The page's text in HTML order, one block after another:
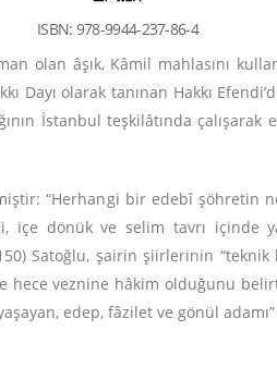
ISBN: 978-9944-237-86-4
olan âşık, Kâmil mahlasını
Dayı olarak tanınan Hakkı
İstanbul teşkilâtında
“Herhangi bir edebî şöhretin
içe dönük ve selim tavrı içinde
Satoğlu, şairin şiirlerinin
veznine hâkim olduğunu
edep, fâzilet ve gönül